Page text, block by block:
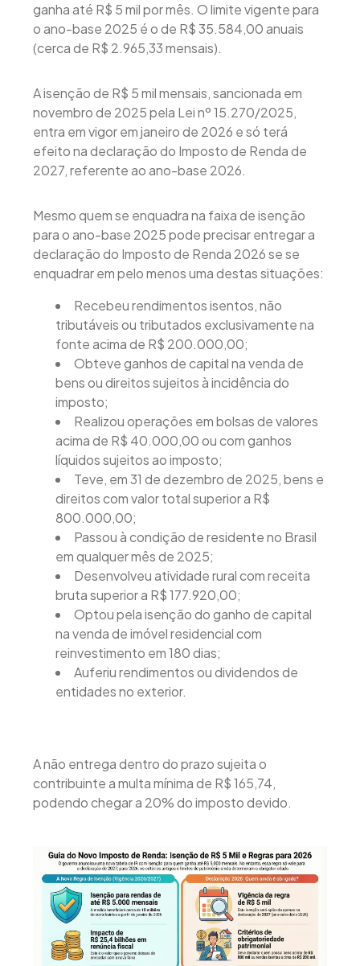
ganha até R$ 5 mil por mês. O limite vigente para
o ano-base 2025 é o de R$ 35.584,00 anuais
(cerca de R$ 2.965,33 mensais).
A isenção de R$ 5 mil mensais, sancionada em
novembro de 2025 pela Lei nº 15.270/2025,
entra em vigor em janeiro de 2026 e só terá
efeito na declaração do Imposto de Renda de
2027, referente ao ano-base 2026.
Mesmo quem se enquadra na faixa de isenção
para o ano-base 2025 pode precisar entregar a
declaração do Imposto de Renda 2026 se se
enquadrar em pelo menos uma destas situações:
Recebeu rendimentos isentos, não
tributáveis ou tributados exclusivamente na
fonte acima de R$ 200.000,00;
Obteve ganhos de capital na venda de
bens ou direitos sujeitos à incidência do
imposto;
Realizou operações em bolsas de valores
acima de R$ 40.000,00 ou com ganhos
líquidos sujeitos ao imposto;
Teve, em 31 de dezembro de 2025, bens e
direitos com valor total superior a R$
800.000,00;
Passou à condição de residente no Brasil
em qualquer mês de 2025;
Desenvolveu atividade rural com receita
bruta superior a R$ 177.920,00;
Optou pela isenção do ganho de capital
na venda de imóvel residencial com
reinvestimento em 180 dias;
Auferiu rendimentos ou dividendos de
entidades no exterior.
A não entrega dentro do prazo sujeita o
contribuinte a multa mínima de R$ 165,74,
podendo chegar a 20% do imposto devido.